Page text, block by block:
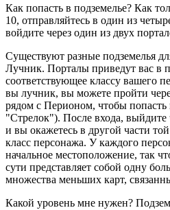
Как попасть в подземелье? Как
10, отправляйтесь в один из
войдите через один из двух
Существуют разные подземелья
Лучник. Порталы приведут вас в
соответствующее классу вашего
вы лучник, вы можете пройти
рядом с Перионом, чтобы
"Стрелок"). После входа, выйдите
и вы окажетесь в другой части
класс персонажа. У каждого
начальное местоположение, так
сути представляет собой одну
множества меньших карт,
Какой уровень мне нужен?